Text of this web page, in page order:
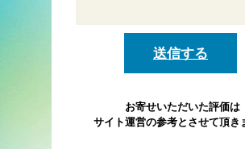
お寄せいただいた評価は
サイト運営の参考とさせて頂き